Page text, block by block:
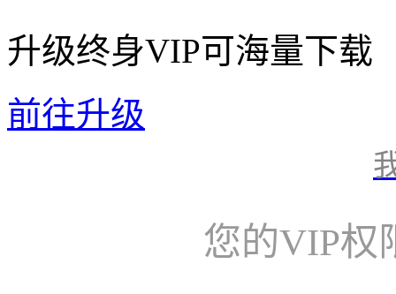
升级终身VIP可海量下载
前往升级
您的VIP权